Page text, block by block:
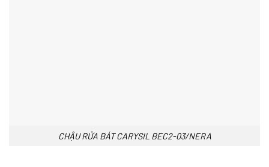
CHẬU RỬA BÁT CARYSIL BEC2-03/NERA